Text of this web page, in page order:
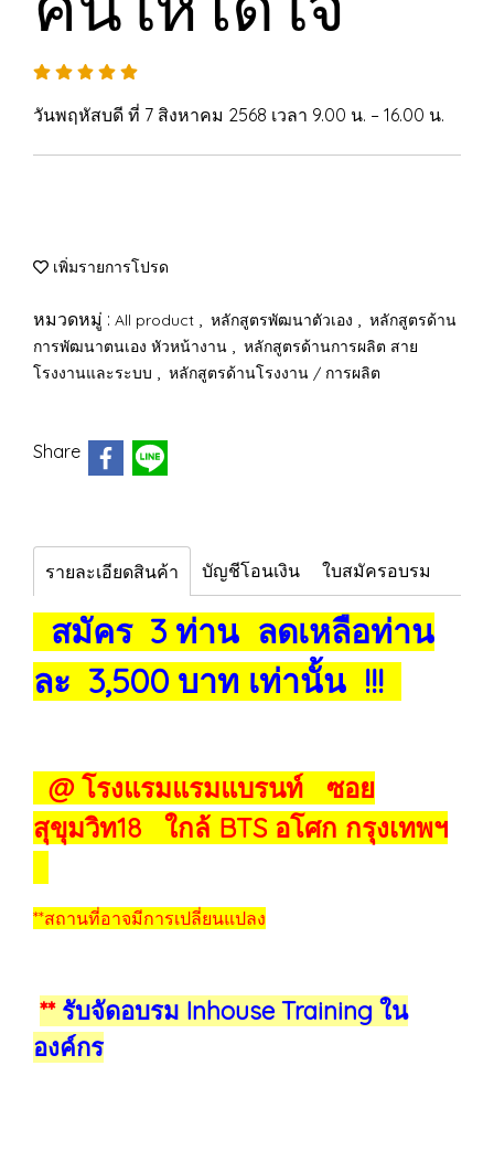
วันพฤหัสบดี ที่ 7 สิงหาคม 2568 เวลา 9.00 น. – 16.00 น.
เพิ่มรายการโปรด
หมวดหมู่ : All product , หลักสูตรพัฒนาตัวเอง , หลักสูตรด้าน
การพัฒนาตนเอง หัวหน้างาน , หลักสูตรด้านการผลิต สาย
โรงงานและระบบ , หลักสูตรด้านโรงงาน / การผลิต
Share
รายละเอียดสินค้า บัญชีโอนเงิน ใบสมัครอบรม
สมัคร 3 ท่าน ลดเหลือท่าน
ละ 3,500 บาท เท่านั้น !!!
@ โรงแรมแรมแบรนท์ ซอย
สุขุมวิท18 ใกล้ BTS อโศก กรุงเทพฯ
**สถานที่อาจมีการเปลี่ยนแปลง
**รับจัดอบรม Inhouse Training ใน
องค์กร